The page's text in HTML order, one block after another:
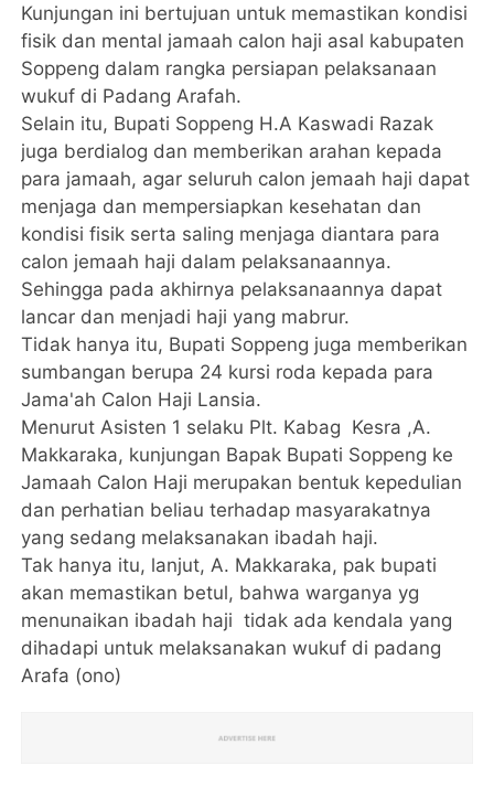
Kunjungan ini bertujuan untuk memastikan kondisi
fisik dan mental jamaah calon haji asal kabupaten
Soppeng dalam rangka persiapan pelaksanaan
wukuf di Padang Arafah.
Selain itu, Bupati Soppeng H.A Kaswadi Razak
juga berdialog dan memberikan arahan kepada
para jamaah, agar seluruh calon jemaah haji dapat
menjaga dan mempersiapkan kesehatan dan
kondisi fisik serta saling menjaga diantara para
calon jemaah haji dalam pelaksanaannya.
Sehingga pada akhirnya pelaksanaannya dapat
lancar dan menjadi haji yang mabrur.
Tidak hanya itu, Bupati Soppeng juga memberikan
sumbangan berupa 24 kursi roda kepada para
Jama'ah Calon Haji Lansia.
Menurut Asisten 1 selaku Plt. Kabag Kesra ,A.
Makkaraka, kunjungan Bapak Bupati Soppeng ke
Jamaah Calon Haji merupakan bentuk kepedulian
dan perhatian beliau terhadap masyarakatnya
yang sedang melaksanakan ibadah haji.
Tak hanya itu, lanjut, A. Makkaraka, pak bupati
akan memastikan betul, bahwa warganya yg
menunaikan ibadah haji tidak ada kendala yang
dihadapi untuk melaksanakan wukuf di padang
Arafa (ono)